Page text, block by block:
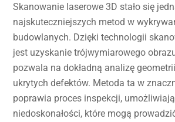
Skanowanie laserowe 3D stało się
najskuteczniejszych metod w
budowlanych. Dzięki technologii
jest uzyskanie trójwymiarowego
pozwala na dokładną analizę
ukrytych defektów. Metoda ta w
poprawia proces inspekcji,
niedoskonałości, które mogą